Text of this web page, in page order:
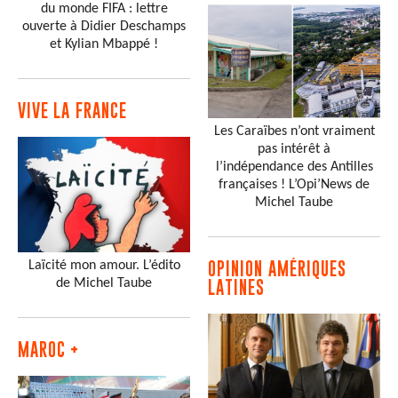
du monde FIFA : lettre
ouverte à Didier Deschamps
et Kylian Mbappé !
VIVE LA FRANCE
Laïcité mon amour. L’édito
de Michel Taube
MAROC +
Les Caraïbes n’ont vraiment
pas intérêt à
l’indépendance des Antilles
françaises ! L’Opi’News de
Michel Taube
OPINION AMÉRIQUES
LATINES